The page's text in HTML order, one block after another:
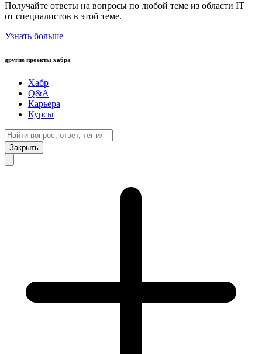
Получайте ответы на вопросы по любой теме из области IT
от специалистов в этой теме.
Узнать больше
другие проекты хабра
Хабр
Q&A
Карьера
Курсы
Закрыть